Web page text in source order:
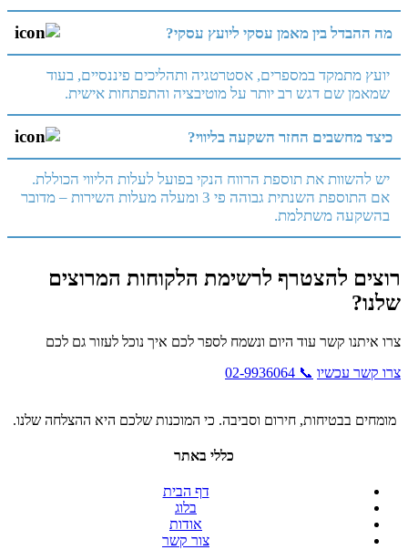
מה ההבדל בין מאמן עסקי ליועץ עסקי?
יועץ מתמקד במספרים, אסטרטגיה ותהליכים פיננסיים, בעוד
שמאמן שם דגש רב יותר על מוטיבציה והתפתחות אישית.
כיצד מחשבים החזר השקעה בליווי?
יש להשוות את תוספת הרווח הנקי בפועל לעלות הליווי הכוללת.
אם התוספת השנתית גבוהה פי 3 ומעלה מעלות השירות – מדובר
בהשקעה משתלמת.
רוצים להצטרף לרשימת הלקוחות המרוצים
שלנו?
צרו איתנו קשר עוד היום ונשמח לספר לכם איך נוכל לעזור גם לכם
צרו קשר עכשיו 📞 02-9936064
מומחים בבטיחות, חירום וסביבה. כי המוכנות שלכם היא ההצלחה שלנו.
כללי באתר
דף הבית
בלוג
אודות
צור קשר